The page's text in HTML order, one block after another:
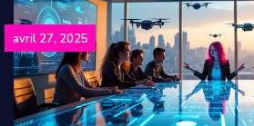
avril 27, 2025